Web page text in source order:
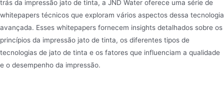
trás da impressão jato de tinta, a JND Water oferece uma série de
whitepapers técnicos que exploram vários aspectos dessa tecnologia
avançada. Esses whitepapers fornecem insights detalhados sobre os
princípios da impressão jato de tinta, os diferentes tipos de
tecnologias de jato de tinta e os fatores que influenciam a qualidade
e o desempenho da impressão.